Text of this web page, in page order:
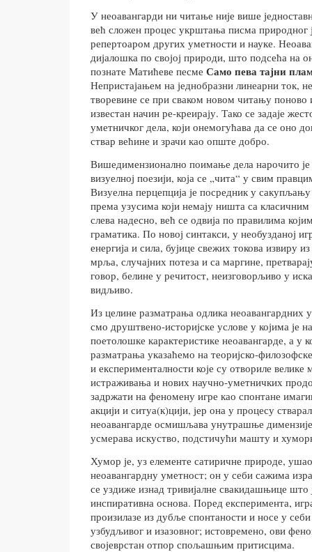
У неоавангарди ни читање није више
већ сложен процес укрштања писма природног
репертоаром других уметности и науке.
дијалошка по својој природи, што подсећа на
познате Матићеве песме Само пева тајни
Непристајањем на једнобразни линеарни ток,
творевине се при сваком новом читању поново
известан начин ре-креирају. Тако се задаје
уметничког дела, који онемогућава да се оно
ствар већине и зрачи као опште добро.
Вишедимензионално поимање дела нарочито
визуелној поезији, која се „чита“ у свим
Визуелна перцепција је посредник у
према узусима који немају ништа са
слева надесно, већ се одвија по правилима
граматика. По новој синтакси, у необузданој
енергија и сила, бујице свежих токова извиру
мрља, случајних потеза и са маргине,
говор, белине у речитост, неизговорљиво у
видљиво.
Из целине разматрања одлика неоавангардних
смо друштвено-историјске услове у којима је
поетолошке карактеристике неоавангарде, а у
разматрања указаћемо на теоријско-
и експерименталности које су отвориле велике
истраживања и нових научно-уметничких
задржати на феномену игре као спонтане
акцији и ситуа(к)цији, јер она у процесу
неоавангарде осмишљава унутрашње
усмерава искуство, подстичући машту и
Хумор је, уз елементе сатиричне природе,
неоавангардну уметност; он у себи сажима
се уздиже изнад тривијалне свакидашњице што
инспиративна основа. Поред експеримента,
произилазе из дубље спонтаности и носе у
узбудљивог и изазовног; истовремено, ови
својеврстан отпор спољашњим притисцима.